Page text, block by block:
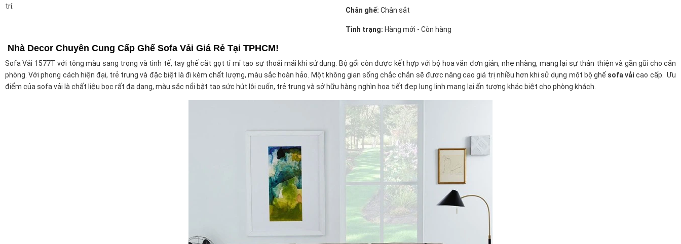
trí.
Chân ghế: Chân sắt
Tình trạng: Hàng mới - Còn hàng
Nhà Decor Chuyên Cung Cấp Ghế Sofa Vải Giá Rẻ Tại TPHCM!
Sofa Vải 1577T với tông màu sang trọng và tinh tế, tay ghế cắt gọt tỉ mỉ tạo sự thoải mái khi sử dụng. Bộ gối còn được kết hợp với bộ hoa văn đơn giản, nhẹ nhàng, mang lại sự thân thiện và gần gũi cho căn
phòng. Với phong cách hiện đại, trẻ trung và đặc biệt là đi kèm chất lượng, màu sắc hoàn hảo. Một không gian sống chắc chắn sẽ được nâng cao giá trị nhiều hơn khi sử dụng một bộ ghế sofa vải cao cấp. Ưu
điểm của sofa vải là chất liệu bọc rất đa dạng, màu sắc nổi bật tạo sức hút lôi cuốn, trẻ trung và sở hữu hàng nghìn họa tiết đẹp lung linh mang lại ấn tượng khác biệt cho phòng khách.